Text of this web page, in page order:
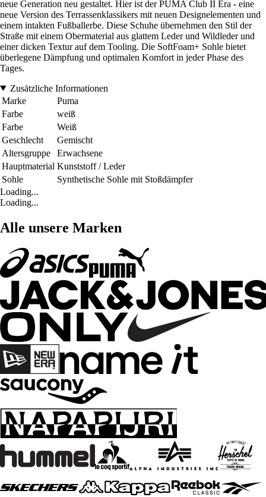
neue Generation neu gestaltet. Hier ist der PUMA Club II Era - eine
neue Version des Terrassenklassikers mit neuen Designelementen und
einem intakten Fußballerbe. Diese Schuhe übernehmen den Stil der
Straße mit einem Obermaterial aus glattem Leder und Wildleder und
einer dicken Textur auf dem Tooling. Die SoftFoam+ Sohle bietet
überlegene Dämpfung und optimalen Komfort in jeder Phase des
Tages.
Zusätzliche Informationen
Marke
Puma
Farbe
weiß
Farbe
Weiß
Geschlecht
Gemischt
Altersgruppe
Erwachsene
Hauptmaterial Kunststoff / Leder
Sohle
Synthetische Sohle mit Stoßdämpfer
Loading...
Loading...
Alle unsere Marken